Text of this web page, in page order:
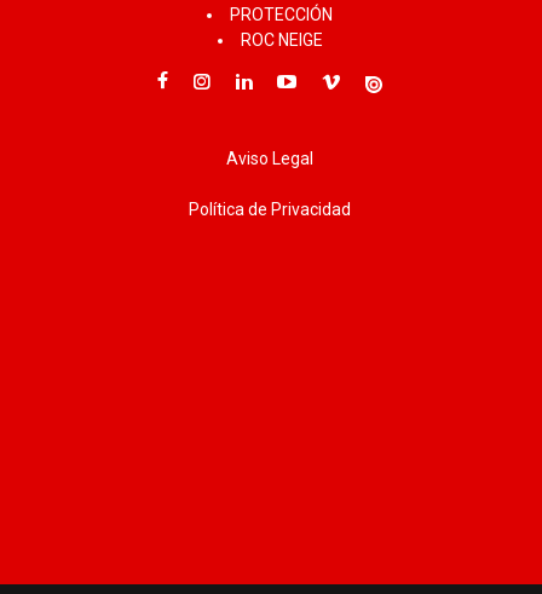
PROTECCIÓN
ROC NEIGE
Aviso Legal
Política de Privacidad